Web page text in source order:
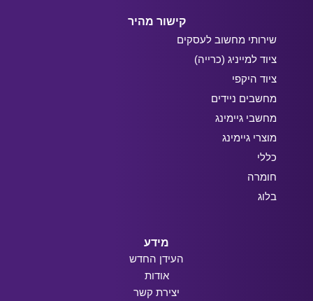
קישור מהיר
שירותי מחשוב לעסקים
ציוד למייניג (כרייה)
ציוד היקפי
מחשבים ניידים
מחשבי גיימינג
מוצרי גיימינג
כללי
חומרה
בלוג
מידע
העידן החדש
אודות
יצירת קשר